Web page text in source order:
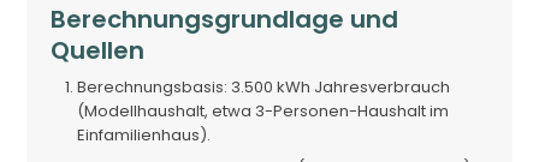
Berechnungsgrundlage und
Quellen
Berechnungsbasis: 3.500 kWh Jahresverbrauch
(Modellhaushalt, etwa 3-Personen-Haushalt im
Einfamilienhaus).